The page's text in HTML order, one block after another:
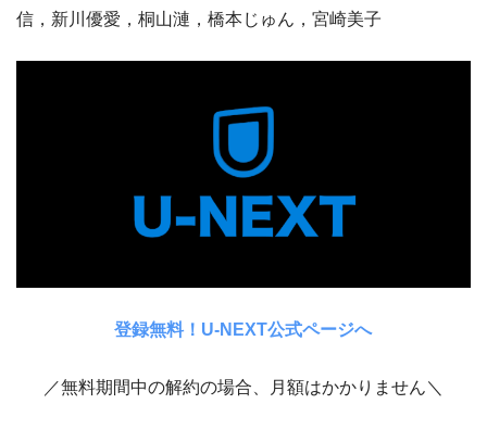
信，新川優愛，桐山漣，橋本じゅん，宮崎美子
登録無料！U-NEXT公式ページへ
／無料期間中の解約の場合、月額はかかりません＼